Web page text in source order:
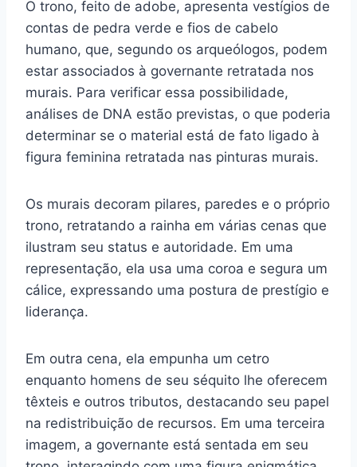
O trono, feito de adobe, apresenta vestígios de
contas de pedra verde e fios de cabelo
humano, que, segundo os arqueólogos, podem
estar associados à governante retratada nos
murais. Para verificar essa possibilidade,
análises de DNA estão previstas, o que poderia
determinar se o material está de fato ligado à
figura feminina retratada nas pinturas murais.
Os murais decoram pilares, paredes e o próprio
trono, retratando a rainha em várias cenas que
ilustram seu status e autoridade. Em uma
representação, ela usa uma coroa e segura um
cálice, expressando uma postura de prestígio e
liderança.
Em outra cena, ela empunha um cetro
enquanto homens de seu séquito lhe oferecem
têxteis e outros tributos, destacando seu papel
na redistribuição de recursos. Em uma terceira
imagem, a governante está sentada em seu